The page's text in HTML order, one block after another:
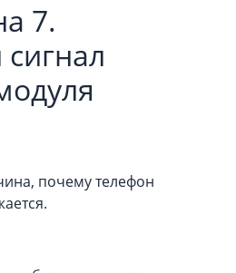
7.
почему телефон